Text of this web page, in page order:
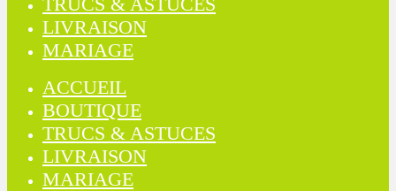
LIVRAISON
MARIAGE
ACCUEIL
BOUTIQUE
TRUCS & ASTUCES
LIVRAISON
MARIAGE